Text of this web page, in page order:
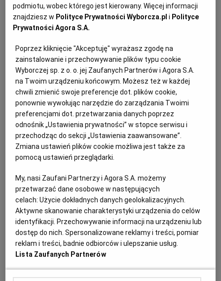
4. Ponakłuwaj widelcem ciasto na dnie każdej foremki.
Wyłóż foremki papierem do pieczenia i wsyp
ceramiczne kulki do pieczenia.
5. Piecz 20 minut. Wyjmij z piekarnika, usuń kulki i
wstaw z powrotem do piekarnika na 10 minut, żeby
ciasto dopiekło się na środku.
6. Natychmiast wyjmij ciasto z foremek (w przeciwnym
razie skarmelizuje się i zacznie przywierać) i zostaw do
ostygnięcia.
ubij. Dodaj serek i dobrze wymieszaj.
8. Włóż krem do babeczek i udekoruj owocami. Możesz
posypać cukrem pudrem.
Droga do sukcesu
Upieczone i ostudzone babeczki można
podmiotu, wobec którego jest kierowany. Więcej informacji
znajdziesz w Polityce Prywatności Wyborcza.pl i Polityce
Prywatności Agora S.A.
Poprzez kliknięcie "Akceptuję" wyrażasz zgodę na
zainstalowanie i przechowywanie plików typu cookie
Wyborczej sp. z o. o. jej Zaufanych Partnerów i Agora S.A.
na Twoim urządzeniu końcowym. Możesz też w każdej
chwili zmienić swoje preferencje dot. plików cookie,
ponownie wywołując narzędzie do zarządzania Twoimi
preferencjami dot. przetwarzania danych poprzez
odnośnik „Ustawienia prywatności” w stopce serwisu i
przechodząc do sekcji „Ustawienia zaawansowane”.
Zmiana ustawień plików cookie możliwa jest także za
pomocą ustawień przeglądarki.
My, nasi Zaufani Partnerzy i Agora S.A. możemy
przetwarzać dane osobowe w następujących
celach:Użycie dokładnych danych geolokalizacyjnych.
Aktywne skanowanie charakterystyki urządzenia do celów
identyfikacji. Przechowywanie informacji na urządzeniu lub
dostęp do nich. Spersonalizowane reklamy i treści, pomiar
reklam i treści, badnie odbiorców i ulepszanie usług.
Lista Zaufanych Partnerów